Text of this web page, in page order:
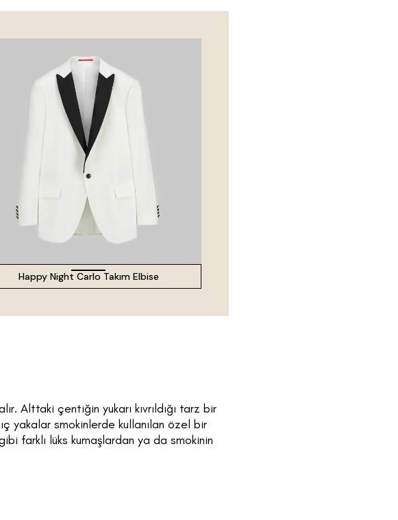
Happy Night Carlo Takım Elbise
Alttaki çentiğin yukarı kıvrıldığı tarz bir
yakalar smokinlerde kullanılan özel bir
farklı lüks kumaşlardan ya da smokinin